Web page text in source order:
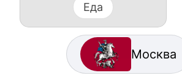
Еда
Москва